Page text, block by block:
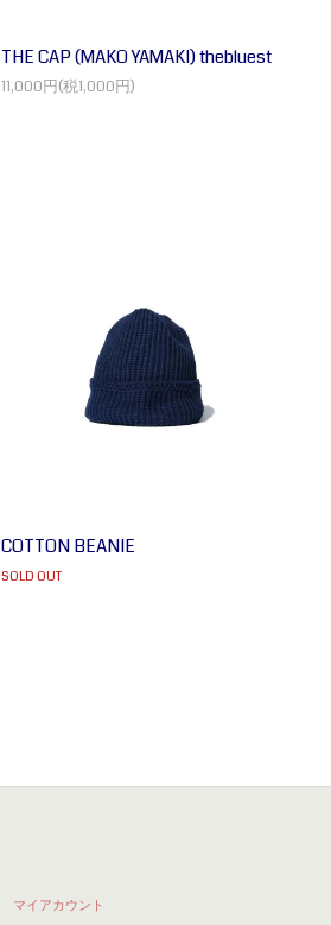
THE CAP (MAKO YAMAKI) thebluest
11,000円(税1,000円)
COTTON BEANIE
SOLD OUT
マイアカウント